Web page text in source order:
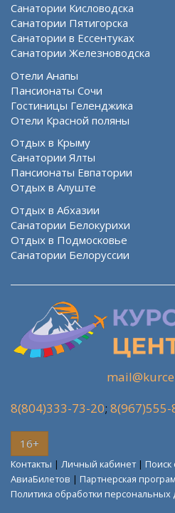
Санатории Кисловодска
Санатории Пятигорска
Санатории в Ессентуках
Санатории Железноводска
Отели Анапы
Пансионаты Сочи
Гостиницы Геленджика
Отели Красной поляны
Отдых в Крыму
Санатории Ялты
Пансионаты Евпатории
Отдых в Алуште
Отдых в Абхазии
Санатории Белокурихи
Отдых в Подмосковье
Санатории Белоруссии
8(804)333-73-20; 8(967)555-
16+
Контакты | Личный кабинет| Поиск
АвиаБилетов | Партнерская
Политика обработки персональных